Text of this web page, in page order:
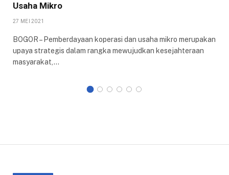
Usaha Mikro
27 MEI 2021
BOGOR – Pemberdayaan koperasi dan usaha mikro merupakan
upaya strategis dalam rangka mewujudkan kesejahteraan
masyarakat,…